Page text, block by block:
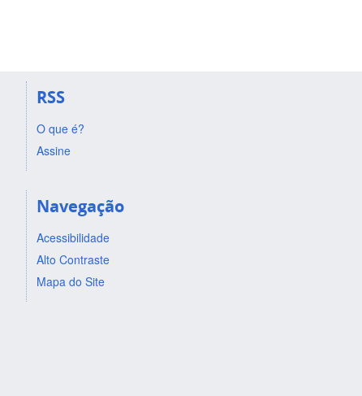
RSS
O que é?
Assine
Navegação
Acessibilidade
Alto Contraste
Mapa do Site